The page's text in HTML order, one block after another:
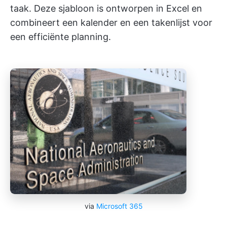
taak. Deze sjabloon is ontworpen in Excel en
combineert een kalender en een takenlijst voor
een efficiënte planning.
via Microsoft 365